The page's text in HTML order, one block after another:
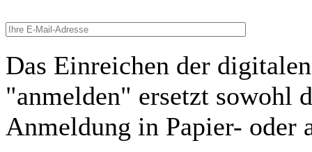
Das Einreichen der
"anmelden" ersetzt sowohl
Anmeldung in Papier- oder